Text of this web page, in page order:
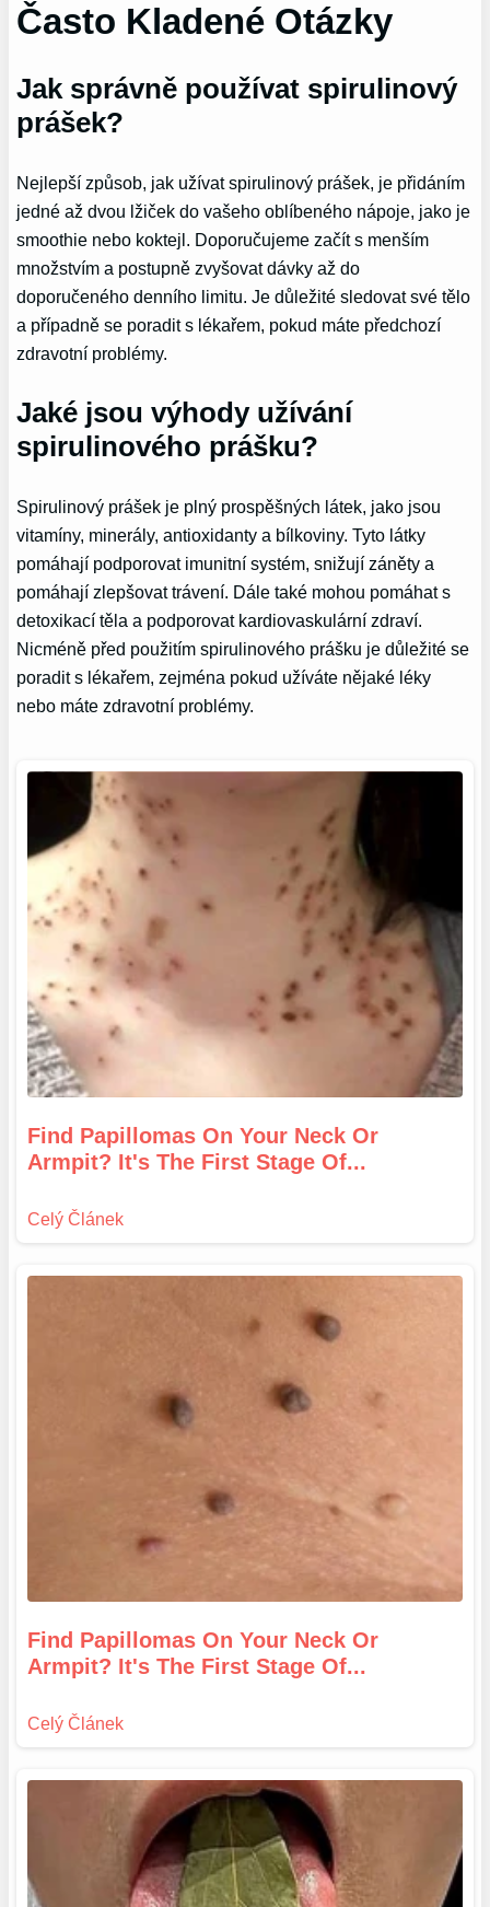
Často Kladené Otázky
Jak správně používat spirulinový
prášek?
Nejlepší způsob, jak užívat spirulinový prášek, je přidáním
jedné až dvou lžiček do vašeho oblíbeného nápoje, jako je
smoothie nebo koktejl. Doporučujeme začít s menším
množstvím a postupně zvyšovat dávky až do
doporučeného denního limitu. Je důležité sledovat své tělo
a případně se poradit s lékařem, pokud máte předchozí
zdravotní problémy.
Jaké jsou výhody užívání
spirulinového prášku?
Spirulinový prášek je plný prospěšných látek, jako jsou
vitamíny, minerály, antioxidanty a bílkoviny. Tyto látky
pomáhají podporovat imunitní systém, snižují záněty a
pomáhají zlepšovat trávení. Dále také mohou pomáhat s
detoxikací těla a podporovat kardiovaskulární zdraví.
Nicméně před použitím spirulinového prášku je důležité se
poradit s lékařem, zejména pokud užíváte nějaké léky
nebo máte zdravotní problémy.
Find Papillomas On Your Neck Or
Armpit? It's The First Stage Of...
Find Papillomas On Your Neck Or
Armpit? It's The First Stage Of...